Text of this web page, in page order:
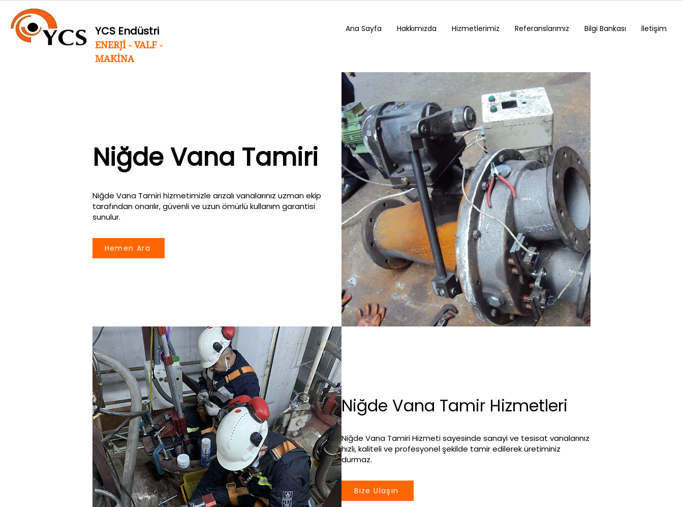
YCS Endüstri
ENERJİ - VALF -
MAKİNA
Ana Sayfa Hakkımızda Hizmetlerimiz Referanslarımız Bilgi Bankası İletişim
Niğde Vana Tamiri
Niğde Vana Tamiri hizmetimizle arızalı vanalarınız uzman ekip
tarafından onarılır, güvenli ve uzun ömürlü kullanım garantisi
sunulur.
Hemen Ara
Niğde Vana Tamir Hizmetleri
Niğde Vana Tamiri Hizmeti sayesinde sanayi ve tesisat vanalarınız
hızlı, kaliteli ve profesyonel şekilde tamir edilerek üretiminiz
durmaz.
Bize Ulaşın